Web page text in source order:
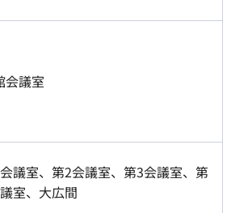
会議室
議室、第2会議室、第3会議室、第
室、大広間